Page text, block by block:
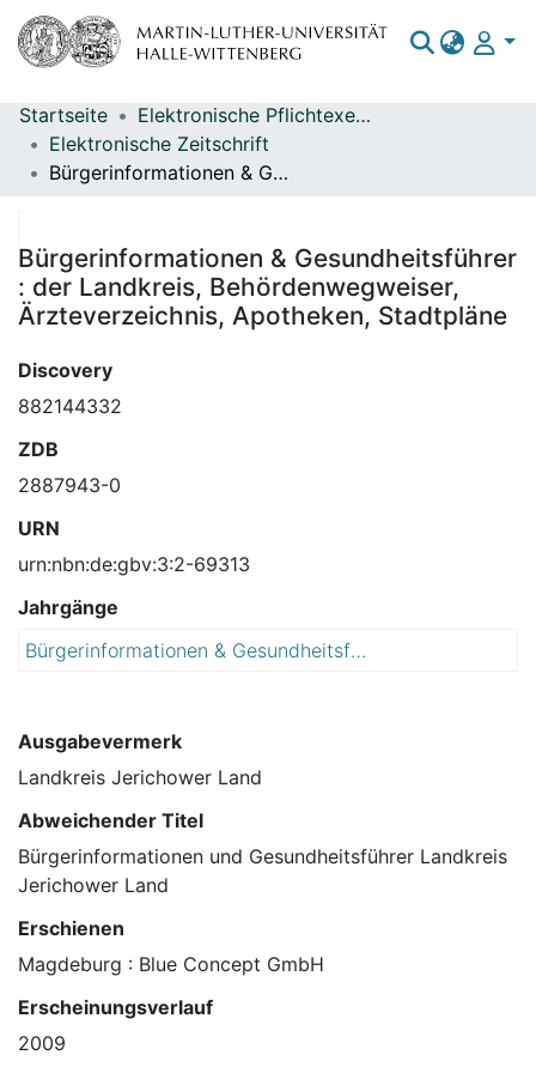
Bereiche & Sammlungen
Das gesamte Repositorium
Startseite
Elektronische Pflichtexemplare
Elektronische Zeitschrift
Bürgerinformationen & Gesundheitsführer : der Landkreis, Behördenwegweiser, Ärzteverzeichnis, Apotheken, Stadtpläne
Bürgerinformationen & Gesundheitsführer
: der Landkreis, Behördenwegweiser,
Ärzteverzeichnis, Apotheken, Stadtpläne
Discovery
882144332
ZDB
2887943-0
URN
urn:nbn:de:gbv:3:2-69313
Jahrgänge
Bürgerinformationen & Gesundheitsführer : der Landkreis, Behördenwegweiser, Ärzteverzeichnis, Apotheken, Stadtpläne
Ausgabevermerk
Landkreis Jerichower Land
Abweichender Titel
Bürgerinformationen und Gesundheitsführer Landkreis
Jerichower Land
Erschienen
Magdeburg : Blue Concept GmbH
Erscheinungsverlauf
2009